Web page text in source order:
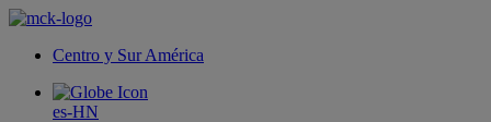
Centro y Sur América
es-HN